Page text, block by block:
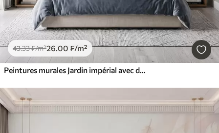
43.33₣/m²26.00 ₣/m²
Peintures murales Jardin impérial avec des animaux de style oriental : singe, léopard, tigre, paon et héron